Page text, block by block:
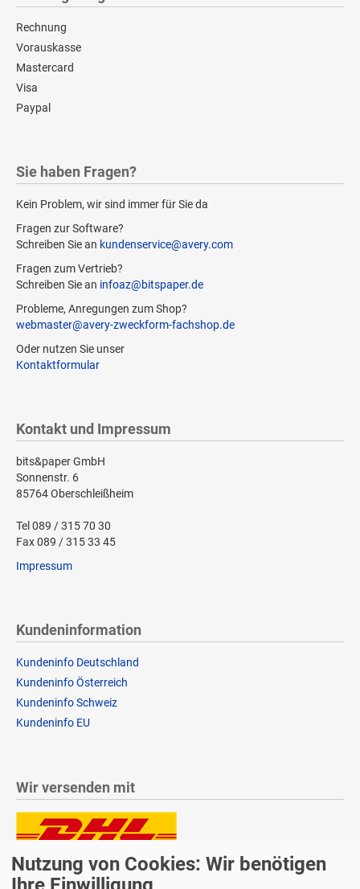
Rechnung
Vorauskasse
Mastercard
Visa
Paypal
Sie haben Fragen?
Kein Problem, wir sind immer für Sie da
Fragen zur Software?
Schreiben Sie an kundenservice@avery.com
Fragen zum Vertrieb?
Schreiben Sie an infoaz@bitspaper.de
Probleme, Anregungen zum Shop?
webmaster@avery-zweckform-fachshop.de
Oder nutzen Sie unser
Kontaktformular
Kontakt und Impressum
bits&paper GmbH
Sonnenstr. 6
85764 Oberschleißheim
Tel 089 / 315 70 30
Fax 089 / 315 33 45
Impressum
Kundeninformation
Kundeninfo Deutschland
Kundeninfo Österreich
Kundeninfo Schweiz
Kundeninfo EU
Wir versenden mit
Lieferung auch an Packstationen und Postfilialen
Samstagszustellung
Nutzung von Cookies: Wir benötigen